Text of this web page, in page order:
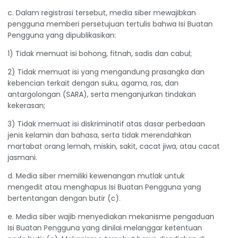
c. Dalam registrasi tersebut, media siber mewajibkan
pengguna memberi persetujuan tertulis bahwa Isi Buatan
Pengguna yang dipublikasikan:
1) Tidak memuat isi bohong, fitnah, sadis dan cabul;
2) Tidak memuat isi yang mengandung prasangka dan
kebencian terkait dengan suku, agama, ras, dan
antargolongan (SARA), serta menganjurkan tindakan
kekerasan;
3) Tidak memuat isi diskriminatif atas dasar perbedaan
jenis kelamin dan bahasa, serta tidak merendahkan
martabat orang lemah, miskin, sakit, cacat jiwa, atau cacat
jasmani.
d. Media siber memiliki kewenangan mutlak untuk
mengedit atau menghapus Isi Buatan Pengguna yang
bertentangan dengan butir (c).
e. Media siber wajib menyediakan mekanisme pengaduan
Isi Buatan Pengguna yang dinilai melanggar ketentuan